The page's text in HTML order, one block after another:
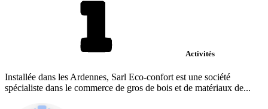
Activités
Installée dans les Ardennes, Sarl Eco-confort est une société
spécialiste dans le commerce de gros de bois et de matériaux de...